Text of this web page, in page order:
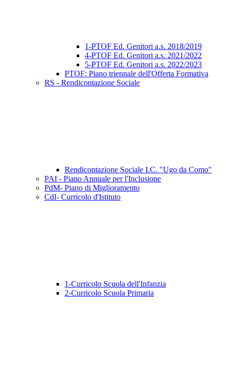
1-PTOF Ed. Genitori a.s. 2018/2019
4-PTOF Ed. Genitori a.s. 2021/2022
5-PTOF Ed. Genitori a.s. 2022/2023
PTOF: Piano triennale dell'Offerta Formativa
RS - Rendicontazione Sociale
Rendicontazione Sociale I.C. "Ugo da Como"
PAI - Piano Annuale per l'Inclusione
PdM- Piano di Miglioramento
CdI- Curricolo d'Istituto
1-Curricolo Scuola dell'Infanzia
2-Curricolo Scuola Primaria